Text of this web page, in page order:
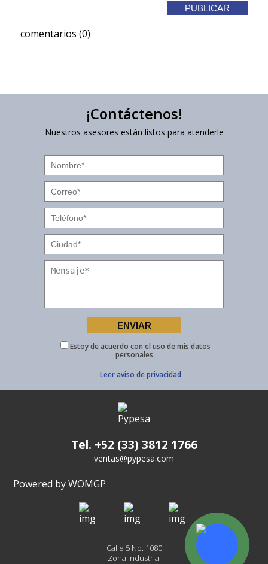
comentarios (0)
¡Contáctenos!
Nuestros asesores están listos para atenderle
Estoy de acuerdo con el uso de mis datos
personales
Leer aviso de privacidad
Tel. +52 (33) 3812 1766
ventas@pypesa.com
Powered by WOMGP
Calle 5 No. 1080
Zona Industrial